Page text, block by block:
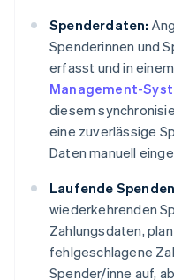
Spenderdaten:
Spenderinnen und
erfasst und in einem
Management-
diesem
eine zuverlässige
Daten manuell
Laufende
wiederkehrenden
Zahlungsdaten,
fehlgeschlagene
Spender/inne auf,